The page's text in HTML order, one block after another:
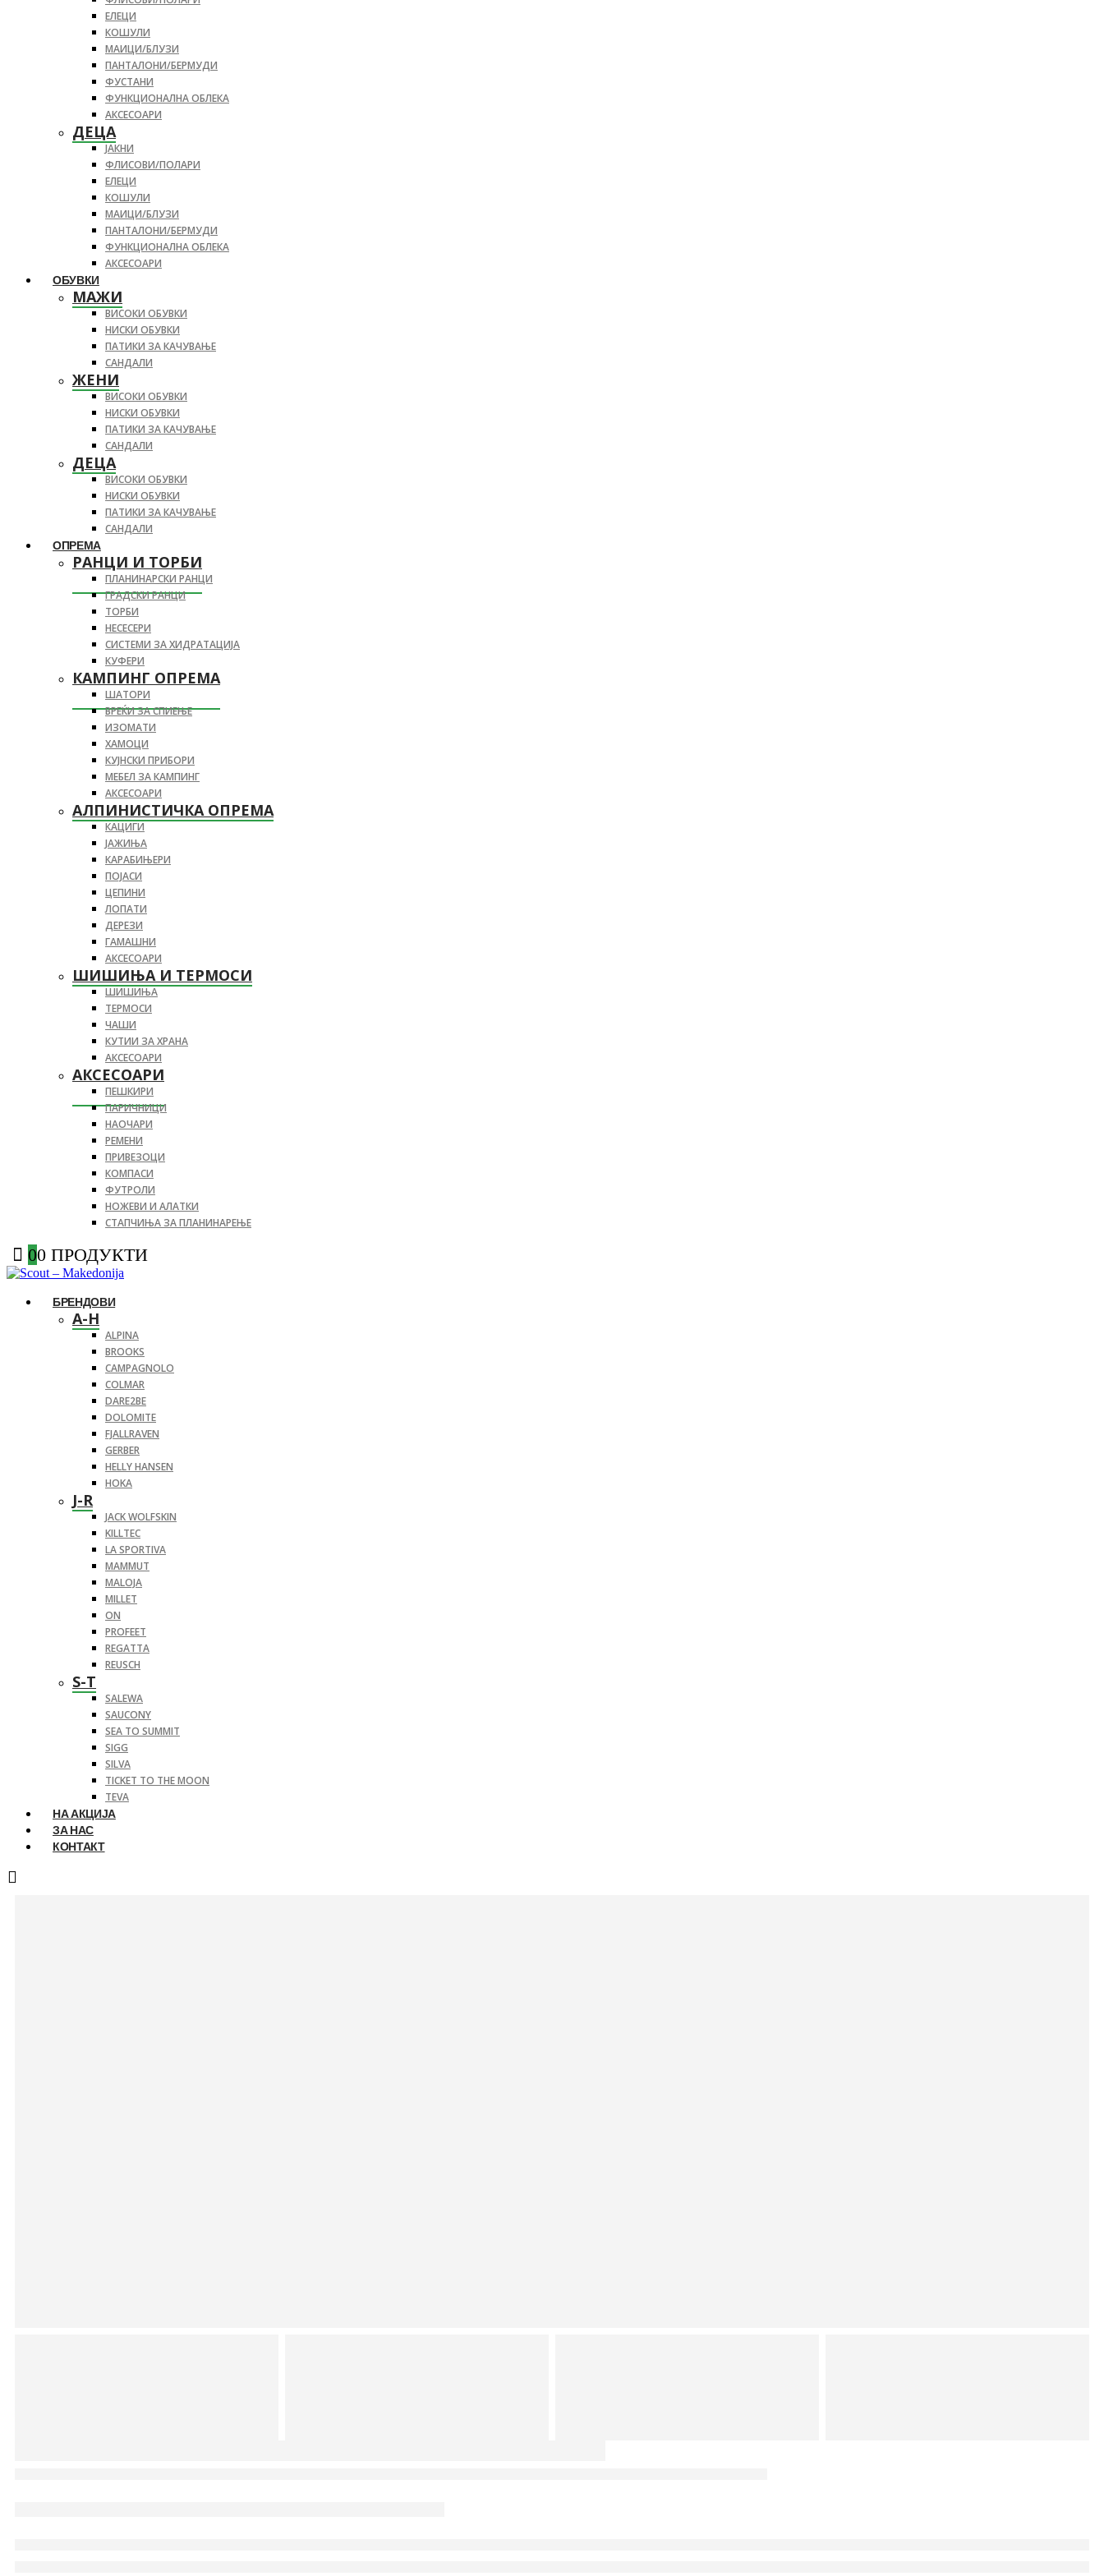
ЕЛЕЦИ
КОШУЛИ
МАИЦИ/БЛУЗИ
ПАНТАЛОНИ/БЕРМУДИ
ФУСТАНИ
ФУНКЦИОНАЛНА ОБЛЕКА
АКСЕСОАРИ
ДЕЦА
ЈАКНИ
ФЛИСОВИ/ПОЛАРИ
ЕЛЕЦИ
КОШУЛИ
МАИЦИ/БЛУЗИ
ПАНТАЛОНИ/БЕРМУДИ
ФУНКЦИОНАЛНА ОБЛЕКА
АКСЕСОАРИ
ОБУВКИ
МАЖИ
ВИСОКИ ОБУВКИ
НИСКИ ОБУВКИ
ПАТИКИ ЗА КАЧУВАЊЕ
САНДАЛИ
ЖЕНИ
ВИСОКИ ОБУВКИ
НИСКИ ОБУВКИ
ПАТИКИ ЗА КАЧУВАЊЕ
САНДАЛИ
ДЕЦА
ВИСОКИ ОБУВКИ
НИСКИ ОБУВКИ
ПАТИКИ ЗА КАЧУВАЊЕ
САНДАЛИ
ОПРЕМА
РАНЦИ И ТОРБИ
ПЛАНИНАРСКИ РАНЦИ
ГРАДСКИ РАНЦИ
ТОРБИ
НЕСЕСЕРИ
СИСТЕМИ ЗА ХИДРАТАЦИЈА
КУФЕРИ
КАМПИНГ ОПРЕМА
ШАТОРИ
ВРЕЌИ ЗА СПИЕЊЕ
ИЗОМАТИ
ХАМОЦИ
КУЈНСКИ ПРИБОРИ
МЕБЕЛ ЗА КАМПИНГ
АКСЕСОАРИ
АЛПИНИСТИЧКА ОПРЕМА
КАЦИГИ
ЈАЖИЊА
КАРАБИЊЕРИ
ПОЈАСИ
ЦЕПИНИ
ЛОПАТИ
ДЕРЕЗИ
ГАМАШНИ
АКСЕСОАРИ
ШИШИЊА И ТЕРМОСИ
ШИШИЊА
ТЕРМОСИ
ЧАШИ
КУТИИ ЗА ХРАНА
АКСЕСОАРИ
АКСЕСОАРИ
ПЕШКИРИ
ПАРИЧНИЦИ
НАОЧАРИ
РЕМЕНИ
ПРИВЕЗОЦИ
КОМПАСИ
ФУТРОЛИ
НОЖЕВИ И АЛАТКИ
СТАПЧИЊА ЗА ПЛАНИНАРЕЊЕ
00 ПРОДУКТИ
БРЕНДОВИ
A-H
ALPINA
BROOKS
CAMPAGNOLO
COLMAR
DARE2BE
DOLOMITE
FJALLRAVEN
GERBER
HELLY HANSEN
HOKA
J-R
JACK WOLFSKIN
KILLTEC
LA SPORTIVA
MAMMUT
MALOJA
MILLET
ON
PROFEET
REGATTA
REUSCH
S-T
SALEWA
SAUCONY
SEA TO SUMMIT
SIGG
SILVA
TICKET TO THE MOON
TEVA
НА АКЦИЈА
ЗА НАС
КОНТАКТ